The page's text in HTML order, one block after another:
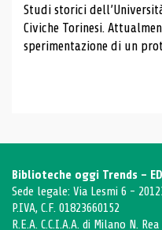
Studi storici
Civiche Torinesi.
sperimentazione di un
Biblioteche oggi Trends -
Sede legale: Via Lesmi 6 -
P.IVA, C.F. 01823660152
R.E.A. C.C.I.A.A. di Milano N.